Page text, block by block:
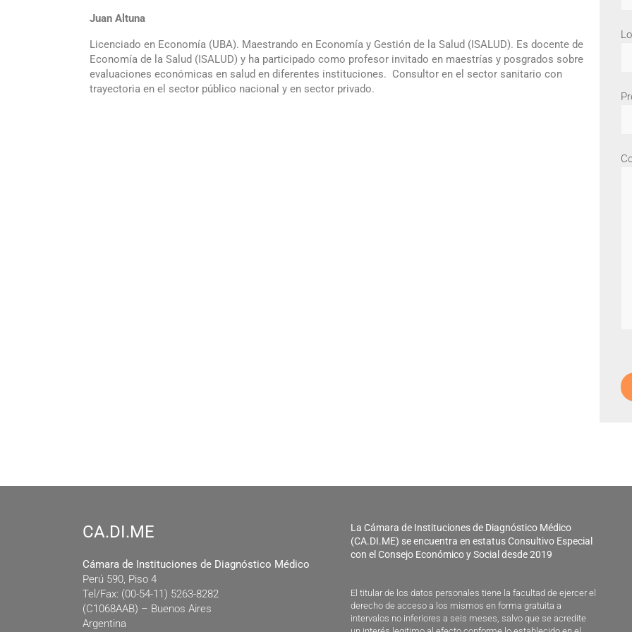
Juan Altuna
Licenciado en Economía (UBA). Maestrando en Economía y Gestión de la Salud (ISALUD). Es docente de
Economía de la Salud (ISALUD) y ha participado como profesor invitado en maestrías y posgrados sobre
evaluaciones económicas en salud en diferentes instituciones. Consultor en el sector sanitario con
trayectoria en el sector público nacional y en sector privado.
CA.DI.ME
Cámara de Instituciones de Diagnóstico Médico
Perú 590, Piso 4
Tel/Fax: (00-54-11) 5263-8282
(C1068AAB) – Buenos Aires
Argentina
La Cámara de Instituciones de Diagnóstico Médico
(CA.DI.ME) se encuentra en estatus Consultivo Especial
con el Consejo Económico y Social desde 2019
El titular de los datos personales tiene la facultad de ejercer el
derecho de acceso a los mismos en forma gratuita a
intervalos no inferiores a seis meses, salvo que se acredite